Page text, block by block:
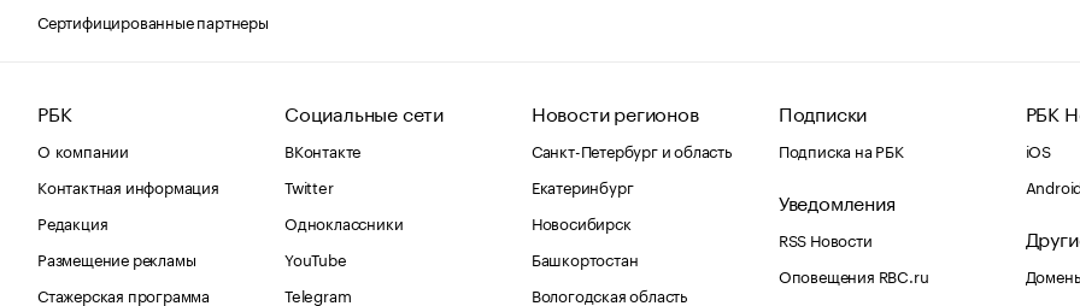
Сертифицированные партнеры
РБК
О компании
Контактная информация
Редакция
Размещение рекламы
Стажерская программа
Социальные сети
ВКонтакте
Twitter
Одноклассники
YouTube
Telegram
Новости регионов
Санкт-Петербург и область
Екатеринбург
Новосибирск
Башкортостан
Вологодская область
Подписки
Подписка на РБК
Уведомления
RSS Новости
Оповещения RBC.ru
РБК
iOS